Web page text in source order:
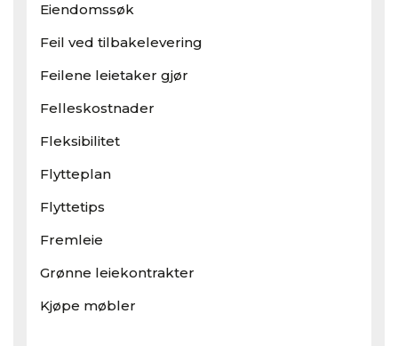
Eiendomssøk
Feil ved tilbakelevering
Feilene leietaker gjør
Felleskostnader
Fleksibilitet
Flytteplan
Flyttetips
Fremleie
Grønne leiekontrakter
Kjøpe møbler